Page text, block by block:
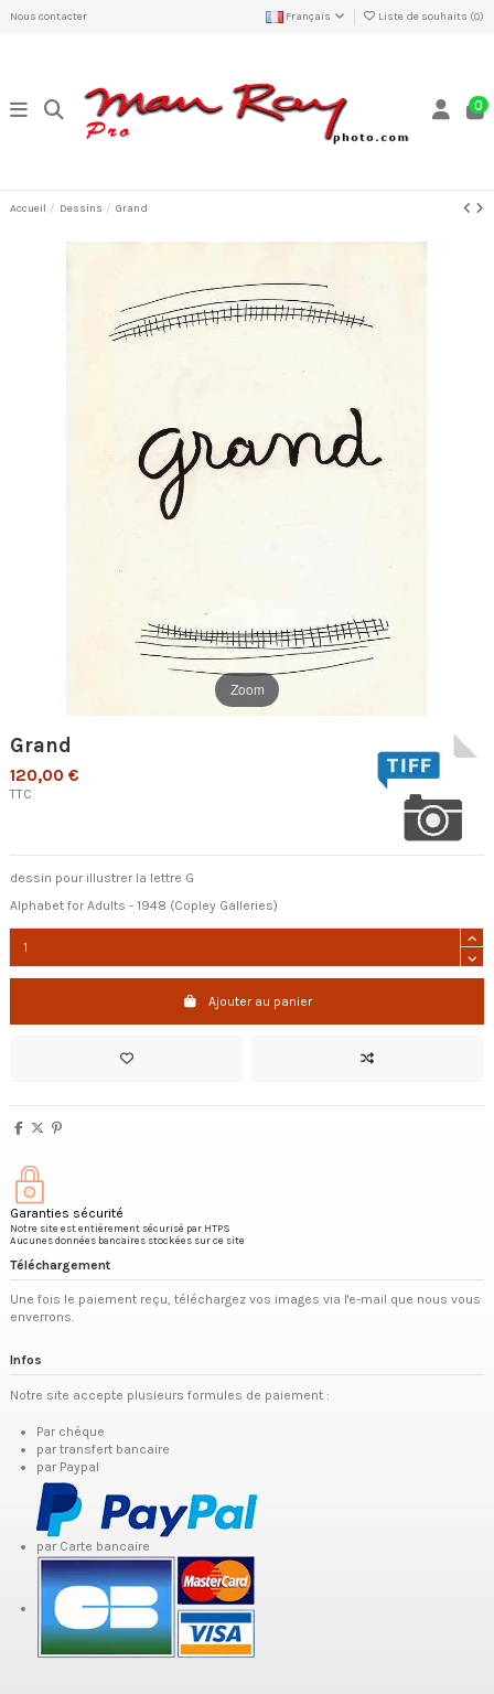
Nous contacter Français Liste de souhaits (0)
0
Accueil Dessins Grand
Zoom
Grand
120,00 €
TTC
dessin pour illustrer la lettre G
Alphabet for Adults - 1948 (Copley Galleries)
Ajouter au panier
Garanties sécurité
Notre site est entièrement sécurisé par HTPS
Aucunes données bancaires stockées sur ce site
Téléchargement
Une fois le paiement reçu, téléchargez vos images via l'e-mail que nous vous
enverrons.
Infos
Notre site accepte plusieurs formules de paiement :
Par chèque
par transfert bancaire
par Paypal
par Carte bancaire